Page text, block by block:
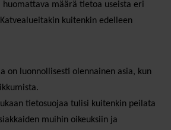
määrä tietoa useista eri
kuitenkin edelleen
on luonnollisesti olennainen asia, kun
tietosuojaa tulisi kuitenkin peilata
muihin oikeuksiin ja